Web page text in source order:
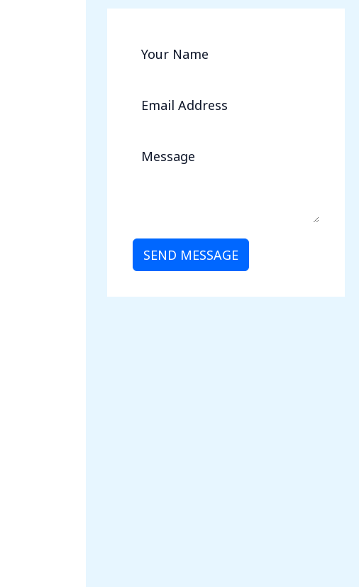
SEND MESSAGE